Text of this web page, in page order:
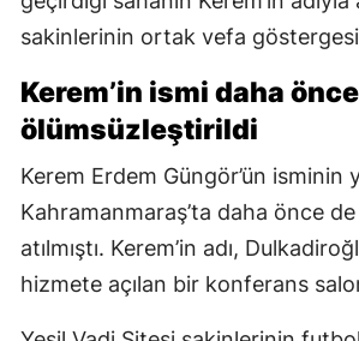
sakinlerinin ortak vefa
Kerem’in ismi daha
ölümsüzleştirildi
Kerem Erdem Güngör’ün isminin
Kahramanmaraş’ta daha önce de
atılmıştı. Kerem’in adı,
hizmete açılan bir konferans